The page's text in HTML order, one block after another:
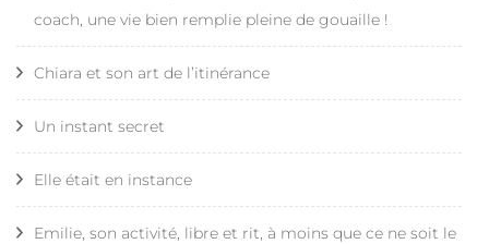
coach, une vie bien remplie pleine de gouaille !
Chiara et son art de l’itinérance
Un instant secret
Elle était en instance
Emilie, son activité, libre et rit, à moins que ce ne soit le